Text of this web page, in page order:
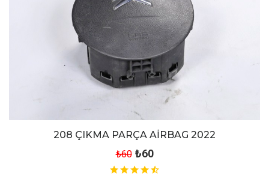
208 ÇIKMA PARÇA AİRBAG 2022
₺60 ₺60